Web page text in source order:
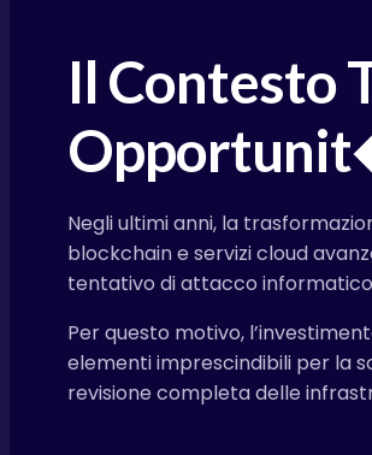
Il Contesto
Negli ultimi anni, la
blockchain e servizi cloud
tentativo di attacco
Per questo motivo,
elementi imprescindibili per la
revisione completa delle